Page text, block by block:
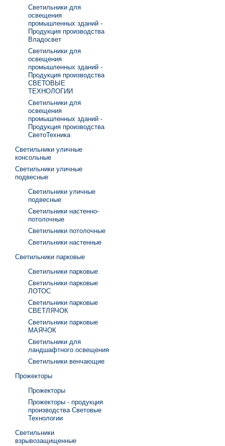
Светильники для
освещения
промышленных зданий -
Продукция производства
Владосвет
Светильники для
освещения
промышленных зданий -
Продукция производства
СВЕТОВЫЕ
ТЕХНОЛОГИИ
Светильники для
освещения
промышленных зданий -
Продукция производства
СветоТехника
Светильники уличные
консольные
Светильники уличные
подвесные
Светильники уличные
подвесные
Светильники настенно-
потолочные
Светильники потолочные
Светильники настенные
Светильники парковые
Светильники парковые
Светильники парковые
ЛОТОС
Светильники парковые
СВЕТЛЯЧОК
Светильники парковые
МАЯЧОК
Светильники для
ландшафтного освещения
Светильники венчающие
Прожекторы
Прожекторы
Прожекторы - продукция
производства Световые
Технологии
Светильники
взрывозащищенные